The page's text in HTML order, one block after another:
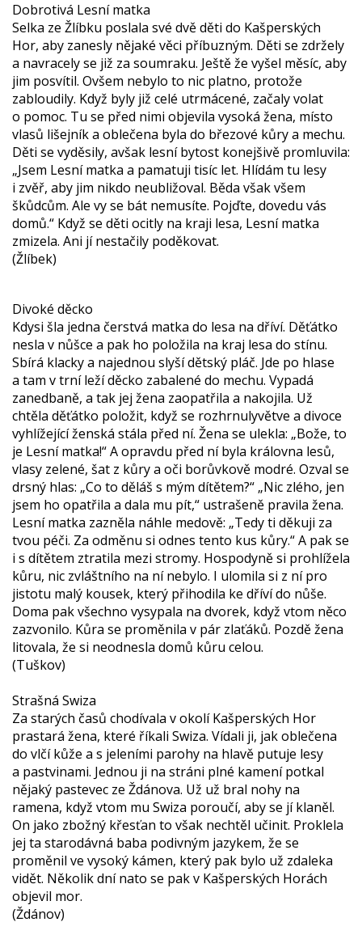
Dobrotivá Lesní matka
Selka ze Žlíbku poslala své dvě děti do Kašperských
Hor, aby zanesly nějaké věci příbuzným. Děti se zdržely
a navracely se již za soumraku. Ještě že vyšel měsíc, aby
jim posvítil. Ovšem nebylo to nic platno, protože
zabloudily. Když byly již celé utrmácené, začaly volat
o pomoc. Tu se před nimi objevila vysoká žena, místo
vlasů lišejník a oblečena byla do březové kůry a mechu.
Děti se vyděsily, avšak lesní bytost konejšivě promluvila:
„Jsem Lesní matka a pamatuji tisíc let. Hlídám tu lesy
i zvěř, aby jim nikdo neubližoval. Běda však všem
škůdcům. Ale vy se bát nemusíte. Pojďte, dovedu vás
domů.“ Když se děti ocitly na kraji lesa, Lesní matka
zmizela. Ani jí nestačily poděkovat.
(Žlíbek)
Divoké děcko
Kdysi šla jedna čerstvá matka do lesa na dříví. Děťátko
nesla v nůšce a pak ho položila na kraj lesa do stínu.
Sbírá klacky a najednou slyší dětský pláč. Jde po hlase
a tam v trní leží děcko zabalené do mechu. Vypadá
zanedbaně, a tak jej žena zaopatřila a nakojila. Už
chtěla děťátko položit, když se rozhrnulyvětve a divoce
vyhlížející ženská stála před ní. Žena se ulekla: „Bože, to
je Lesní matka!“ A opravdu před ní byla královna lesů,
vlasy zelené, šat z kůry a oči borůvkově modré. Ozval se
drsný hlas: „Co to děláš s mým dítětem?“ „Nic zlého, jen
jsem ho opatřila a dala mu pít,“ ustrašeně pravila žena.
Lesní matka zazněla náhle medově: „Tedy ti děkuji za
tvou péči. Za odměnu si odnes tento kus kůry.“ A pak se
i s dítětem ztratila mezi stromy. Hospodyně si prohlížela
kůru, nic zvláštního na ní nebylo. I ulomila si z ní pro
jistotu malý kousek, který přihodila ke dříví do nůše.
Doma pak všechno vysypala na dvorek, když vtom něco
zazvonilo. Kůra se proměnila v pár zlaťáků. Pozdě žena
litovala, že si neodnesla domů kůru celou.
(Tuškov)
Strašná Swiza
Za starých časů chodívala v okolí Kašperských Hor
prastará žena, které říkali Swiza. Vídali ji, jak oblečena
do vlčí kůže a s jeleními parohy na hlavě putuje lesy
a pastvinami. Jednou ji na stráni plné kamení potkal
nějaký pastevec ze Ždánova. Už už bral nohy na
ramena, když vtom mu Swiza poroučí, aby se jí klaněl.
On jako zbožný křesťan to však nechtěl učinit. Proklela
jej ta starodávná baba podivným jazykem, že se
proměnil ve vysoký kámen, který pak bylo už zdaleka
vidět. Několik dní nato se pak v Kašperských Horách
objevil mor.
(Ždánov)